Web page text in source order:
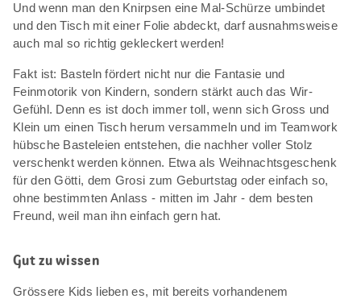
Und wenn man den Knirpsen eine Mal-Schürze umbindet
und den Tisch mit einer Folie abdeckt, darf ausnahmsweise
auch mal so richtig gekleckert werden!
Fakt ist: Basteln fördert nicht nur die Fantasie und
Feinmotorik von Kindern, sondern stärkt auch das Wir-
Gefühl. Denn es ist doch immer toll, wenn sich Gross und
Klein um einen Tisch herum versammeln und im Teamwork
hübsche Basteleien entstehen, die nachher voller Stolz
verschenkt werden können. Etwa als Weihnachtsgeschenk
für den Götti, dem Grosi zum Geburtstag oder einfach so,
ohne bestimmten Anlass - mitten im Jahr - dem besten
Freund, weil man ihn einfach gern hat.
Gut zu wissen
Grössere Kids lieben es, mit bereits vorhandenem